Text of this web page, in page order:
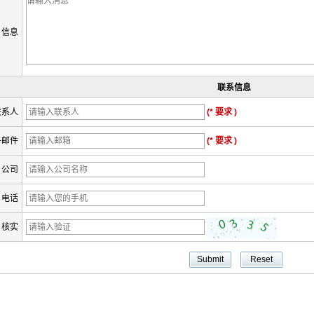
信息
联系信息
人 (* 要求 )
件 (* 要求 )
公司
电话
核实